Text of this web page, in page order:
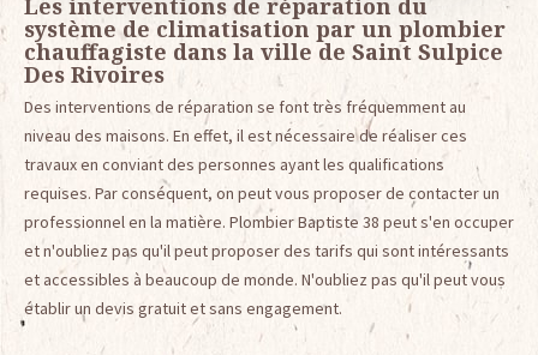
système de climatisation par un plombier
chauffagiste dans la ville de Saint Sulpice
Des Rivoires
Des interventions de réparation se font très fréquemment au
niveau des maisons. En effet, il est nécessaire de réaliser ces
travaux en conviant des personnes ayant les qualifications
requises. Par conséquent, on peut vous proposer de contacter un
professionnel en la matière. Plombier Baptiste 38 peut s'en occuper
et n'oubliez pas qu'il peut proposer des tarifs qui sont intéressants
et accessibles à beaucoup de monde. N'oubliez pas qu'il peut vous
établir un devis gratuit et sans engagement.